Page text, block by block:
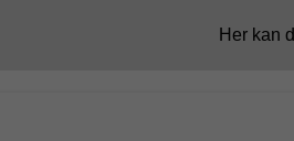
Her kan